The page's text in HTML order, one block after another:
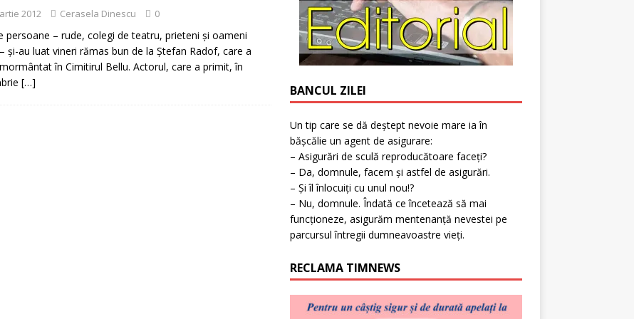
2012 Cerasela Dinescu 0
persoane – rude, colegi de teatru, prieteni şi oameni
şi-au luat vineri rămas bun de la Ştefan Radof, care a
în Cimitirul Bellu. Actorul, care a primit, în
[…]
BANCUL ZILEI
Un tip care se dă deștept nevoie mare ia în
bășcălie un agent de asigurare:
– Asigurări de sculă reproducătoare faceți?
– Da, domnule, facem și astfel de asigurări.
– Și îl înlocuiți cu unul nou!?
– Nu, domnule. Îndată ce încetează să mai
funcționeze, asigurăm mentenanță nevestei pe
parcursul întregii dumneavoastre vieți.
RECLAMA TIMNEWS